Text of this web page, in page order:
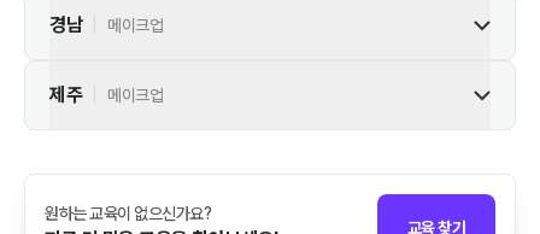
경남 메이크업
제주 메이크업
원하는 교육이 없으신가요?
교육 찾기